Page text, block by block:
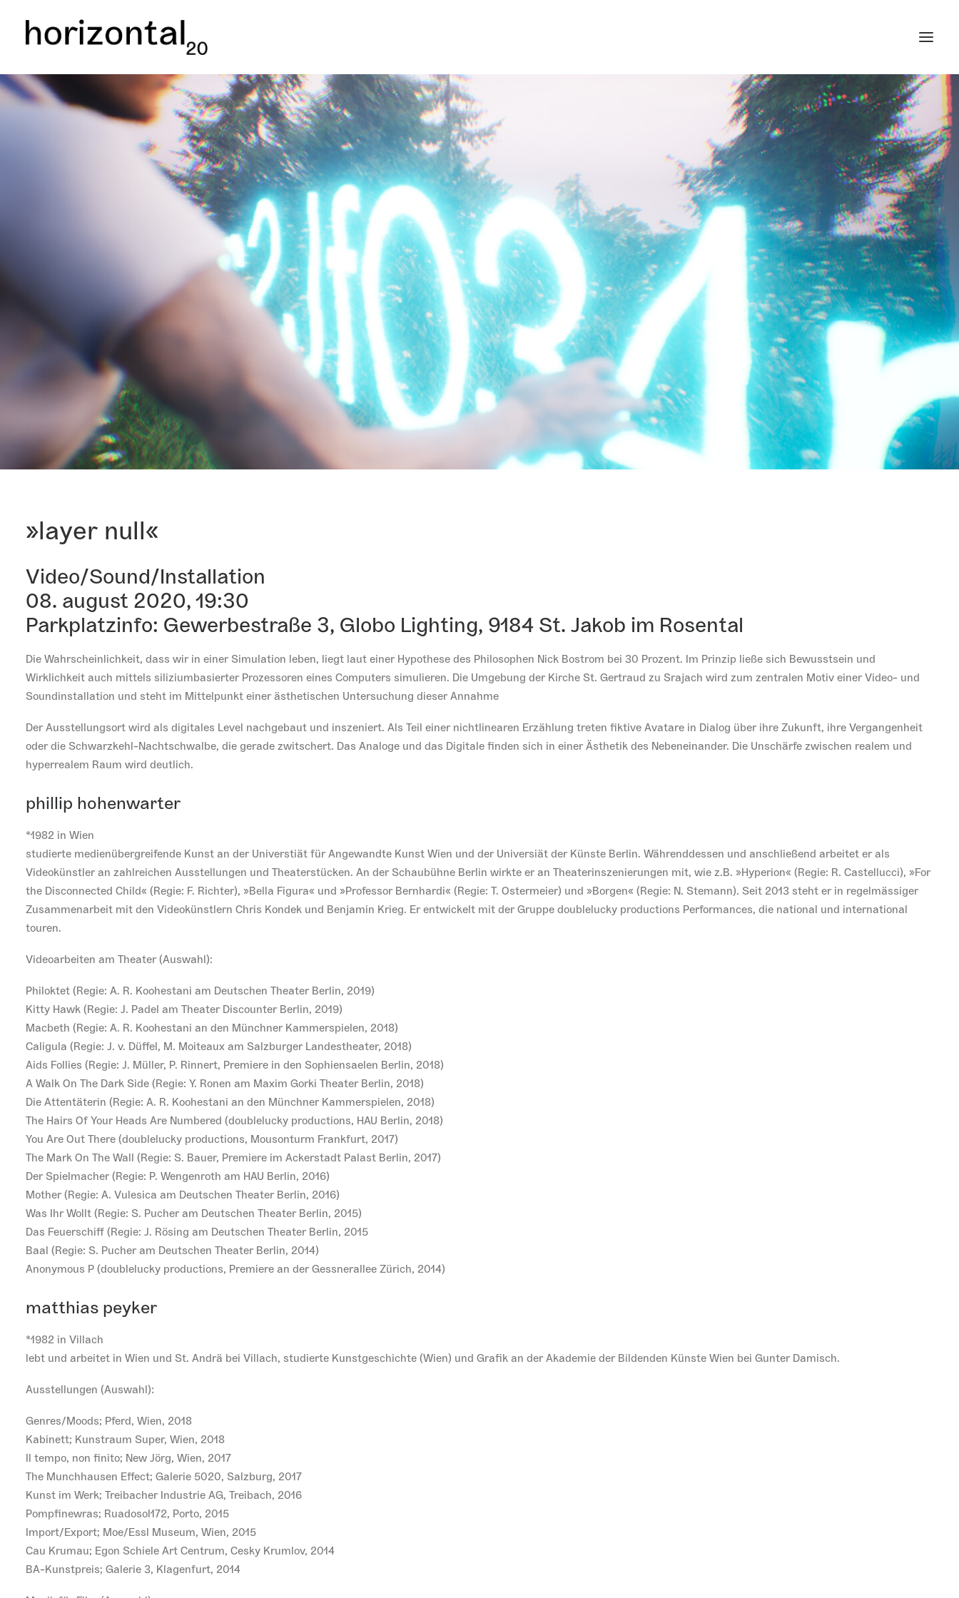
»layer null«
Video/Sound/Installation
08. august 2020, 19:30
Parkplatzinfo: Gewerbestraße 3, Globo Lighting, 9184 St. Jakob im Rosental
Die Wahrscheinlichkeit, dass wir in einer Simulation leben, liegt laut einer Hypothese des Philosophen Nick Bostrom bei 30 Prozent. Im Prinzip ließe sich Bewusstsein und
Wirklichkeit auch mittels siliziumbasierter Prozessoren eines Computers simulieren. Die Umgebung der Kirche St. Gertraud zu Srajach wird zum zentralen Motiv einer Video- und
Soundinstallation und steht im Mittelpunkt einer ästhetischen Untersuchung dieser Annahme
Der Ausstellungsort wird als digitales Level nachgebaut und inszeniert. Als Teil einer nichtlinearen Erzählung treten fiktive Avatare in Dialog über ihre Zukunft, ihre Vergangenheit
oder die Schwarzkehl-Nachtschwalbe, die gerade zwitschert. Das Analoge und das Digitale finden sich in einer Ästhetik des Nebeneinander. Die Unschärfe zwischen realem und
hyperrealem Raum wird deutlich.
phillip hohenwarter
*1982 in Wien
studierte medienübergreifende Kunst an der Universtiät für Angewandte Kunst Wien und der Universiät der Künste Berlin. Währenddessen und anschließend arbeitet er als
Videokünstler an zahlreichen Ausstellungen und Theaterstücken. An der Schaubühne Berlin wirkte er an Theaterinszenierungen mit, wie z.B. »Hyperion« (Regie: R. Castellucci), »For
the Disconnected Child« (Regie: F. Richter), »Bella Figura« und »Professor Bernhardi« (Regie: T. Ostermeier) und »Borgen« (Regie: N. Stemann). Seit 2013 steht er in regelmässiger
Zusammenarbeit mit den Videokünstlern Chris Kondek und Benjamin Krieg. Er entwickelt mit der Gruppe doublelucky productions Performances, die national und international
touren.
Videoarbeiten am Theater (Auswahl):
Philoktet (Regie: A. R. Koohestani am Deutschen Theater Berlin, 2019)
Kitty Hawk (Regie: J. Padel am Theater Discounter Berlin, 2019)
Macbeth (Regie: A. R. Koohestani an den Münchner Kammerspielen, 2018)
Caligula (Regie: J. v. Düffel, M. Moiteaux am Salzburger Landestheater, 2018)
Aids Follies (Regie: J. Müller, P. Rinnert, Premiere in den Sophiensaelen Berlin, 2018)
A Walk On The Dark Side (Regie: Y. Ronen am Maxim Gorki Theater Berlin, 2018)
Die Attentäterin (Regie: A. R. Koohestani an den Münchner Kammerspielen, 2018)
The Hairs Of Your Heads Are Numbered (doublelucky productions, HAU Berlin, 2018)
You Are Out There (doublelucky productions, Mousonturm Frankfurt, 2017)
The Mark On The Wall (Regie: S. Bauer, Premiere im Ackerstadt Palast Berlin, 2017)
Der Spielmacher (Regie: P. Wengenroth am HAU Berlin, 2016)
Mother (Regie: A. Vulesica am Deutschen Theater Berlin, 2016)
Was Ihr Wollt (Regie: S. Pucher am Deutschen Theater Berlin, 2015)
Das Feuerschiff (Regie: J. Rösing am Deutschen Theater Berlin, 2015
Baal (Regie: S. Pucher am Deutschen Theater Berlin, 2014)
Anonymous P (doublelucky productions, Premiere an der Gessnerallee Zürich, 2014)
matthias peyker
*1982 in Villach
lebt und arbeitet in Wien und St. Andrä bei Villach, studierte Kunstgeschichte (Wien) und Grafik an der Akademie der Bildenden Künste Wien bei Gunter Damisch.
Ausstellungen (Auswahl):
Genres/Moods; Pferd, Wien, 2018
Kabinett; Kunstraum Super, Wien, 2018
Il tempo, non finito; New Jörg, Wien, 2017
The Munchhausen Effect; Galerie 5020, Salzburg, 2017
Kunst im Werk; Treibacher Industrie AG, Treibach, 2016
Pompfinewras; Ruadosol172, Porto, 2015
Import/Export; Moe/Essl Museum, Wien, 2015
Cau Krumau; Egon Schiele Art Centrum, Cesky Krumlov, 2014
BA-Kunstpreis; Galerie 3, Klagenfurt, 2014